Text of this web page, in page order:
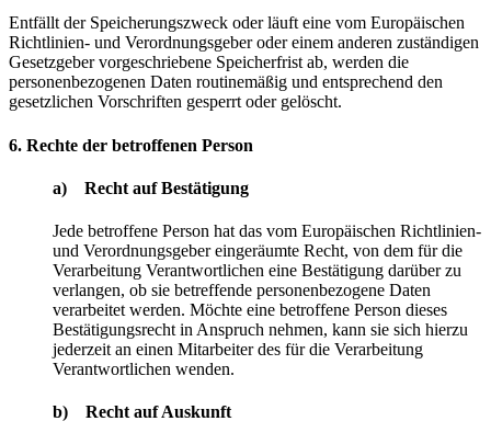
Entfällt der Speicherungszweck oder läuft eine vom Europäischen
Richtlinien- und Verordnungsgeber oder einem anderen zuständigen
Gesetzgeber vorgeschriebene Speicherfrist ab, werden die
personenbezogenen Daten routinemäßig und entsprechend den
gesetzlichen Vorschriften gesperrt oder gelöscht.
6. Rechte der betroffenen Person
a) Recht auf Bestätigung
Jede betroffene Person hat das vom Europäischen Richtlinien-
und Verordnungsgeber eingeräumte Recht, von dem für die
Verarbeitung Verantwortlichen eine Bestätigung darüber zu
verlangen, ob sie betreffende personenbezogene Daten
verarbeitet werden. Möchte eine betroffene Person dieses
Bestätigungsrecht in Anspruch nehmen, kann sie sich hierzu
jederzeit an einen Mitarbeiter des für die Verarbeitung
Verantwortlichen wenden.
b) Recht auf Auskunft